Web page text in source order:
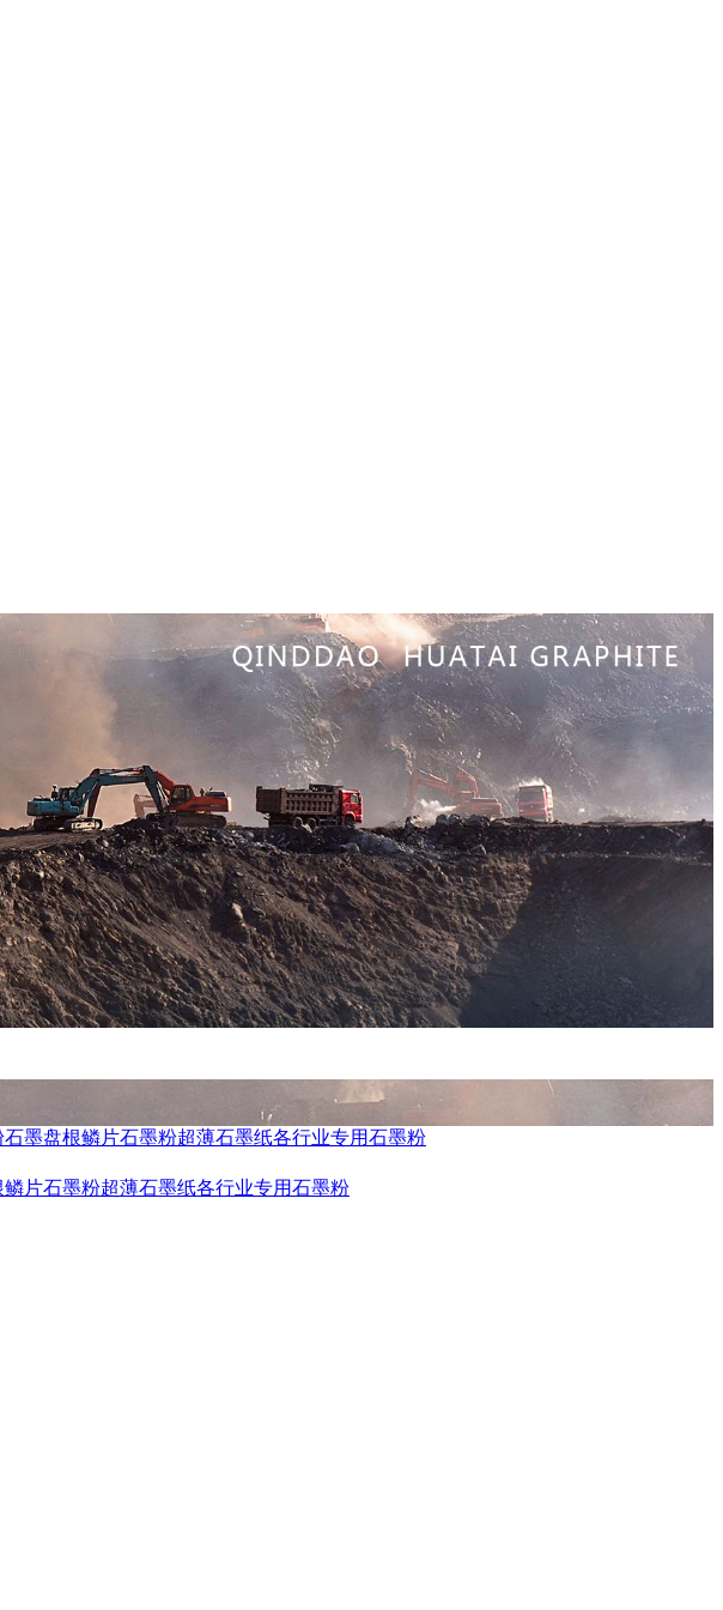
石墨盘根鳞片石墨粉超薄石墨纸各行业专用石墨粉
鳞片石墨粉超薄石墨纸各行业专用石墨粉